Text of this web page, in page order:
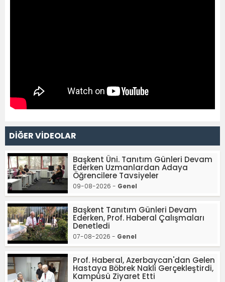
DİĞER VİDEOLAR
Başkent Üni. Tanıtım Günleri Devam
Ederken Uzmanlardan Adaya
Öğrencilere Tavsiyeler
09-08-2026 - Genel
Başkent Tanıtım Günleri Devam
Ederken, Prof. Haberal Çalışmaları
Denetledi
07-08-2026 - Genel
Prof. Haberal, Azerbaycan'dan Gelen
Hastaya Böbrek Nakli Gerçekleştirdi,
Kampüsü Ziyaret Etti